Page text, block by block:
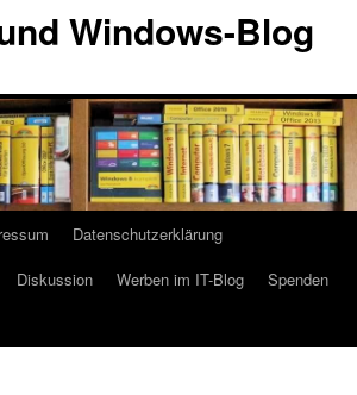
Windows-Blog
Datenschutzerklärung
Diskussion Werben im IT-Blog
Spenden